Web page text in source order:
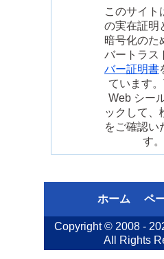
このサイト
の実在証明
暗号化のた
バートラス
バー証明書
ています
Web シー
ックして、
をご確認い
す。
ホーム ペ
Copyright © 2008 -
All Rights